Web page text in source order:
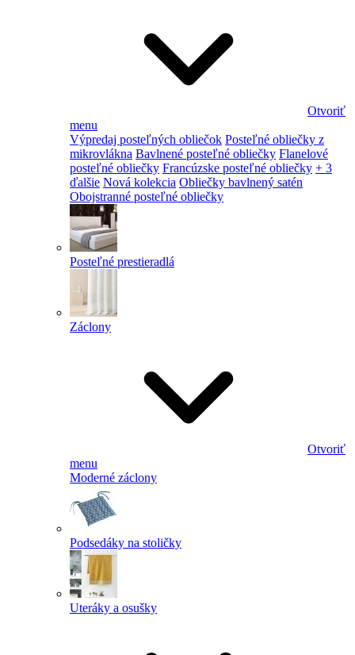
Otvoriť
menu
Výpredaj posteľných obliečok Posteľné obliečky z
mikrovlákna Bavlnené posteľné obliečky Flanelové
posteľné obliečky Francúzske posteľné obliečky + 3
ďalšie Nová kolekcia Obliečky bavlnený satén
Obojstranné posteľné obliečky
Posteľné prestieradlá
Záclony
Otvoriť
menu
Moderné záclony
Podsedáky na stoličky
Uteráky a osušky